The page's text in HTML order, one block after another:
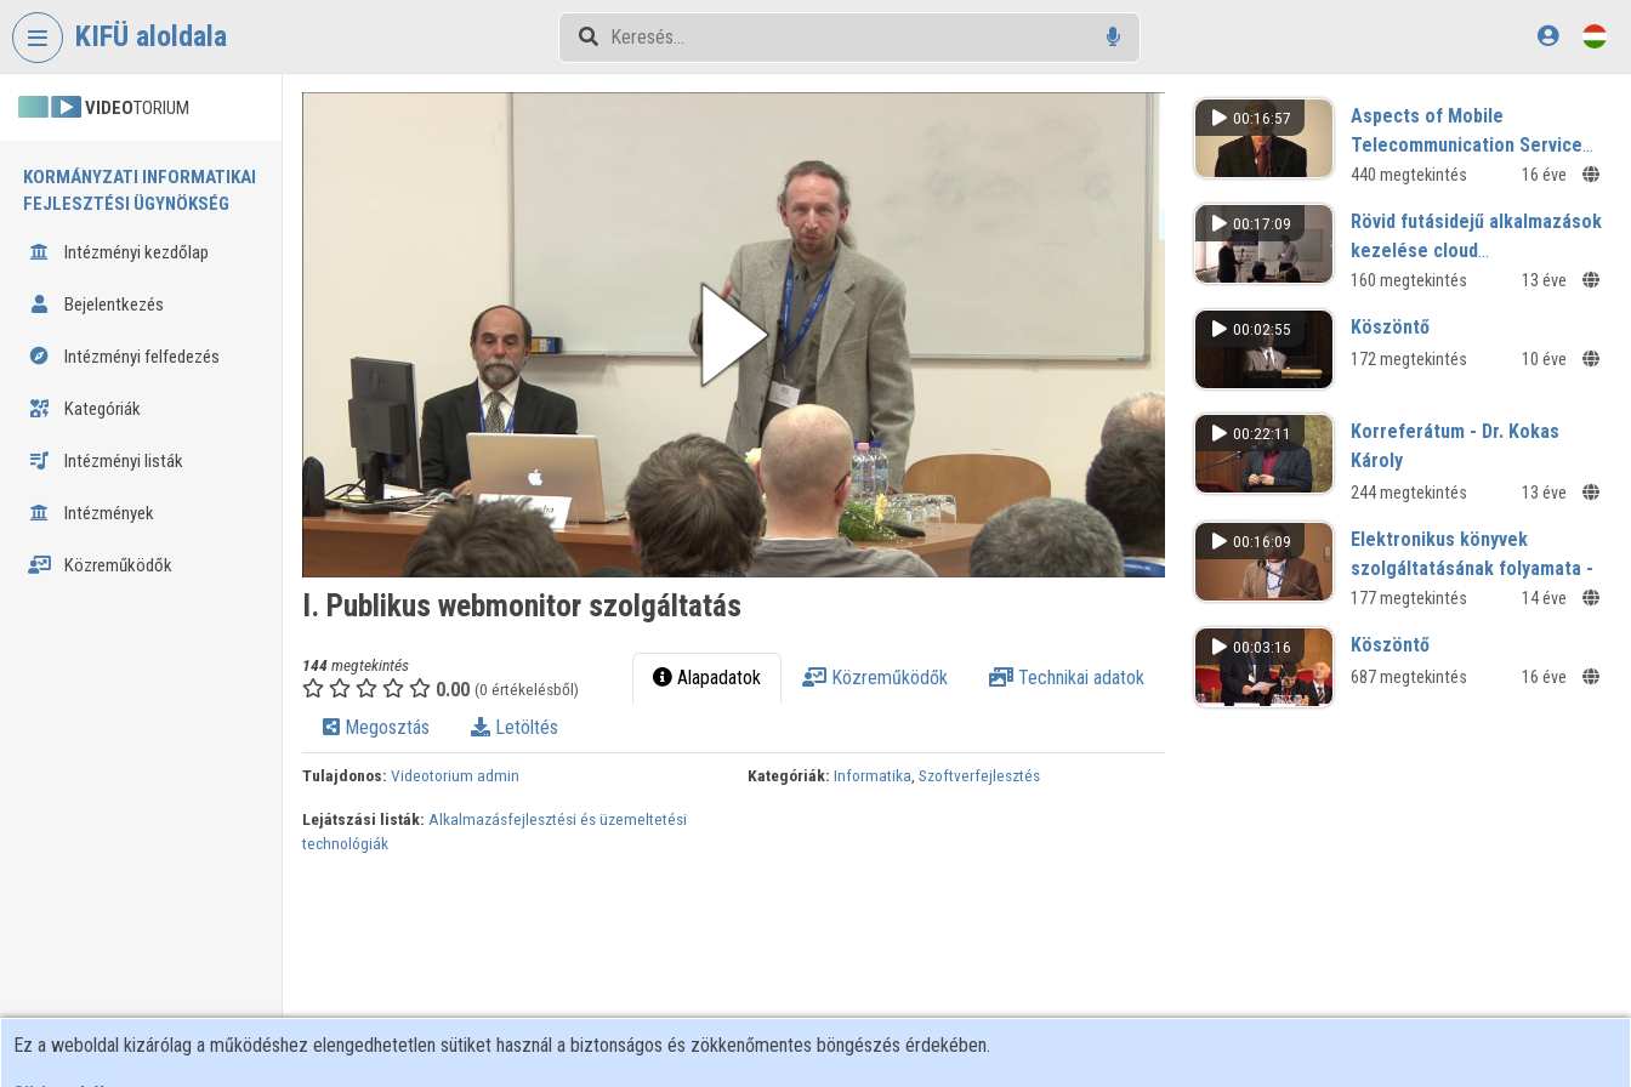
Fejléc kihagyása
KIFÜ aloldala
VIDEOTORIUM
KORMÁNYZATI INFORMATIKAI
FEJLESZTÉSI ÜGYNÖKSÉG
Intézményi kezdőlap
Bejelentkezés
Intézményi felfedezés
Kategóriák
Intézményi listák
Intézmények
Közreműködők
I. Publikus webmonitor szolgáltatás
144megtekintés
0.00 (0 értékelésből) Alapadatok Közreműködők Technikai adatok
Megosztás Letöltés
Tulajdonos: Videotorium admin Kategóriák: Informatika,Szoftverfejlesztés
Lejátszási listák: Alkalmazásfejlesztési és üzemeltetési
technológiák
00:16:57
Aspects of Mobile
Telecommunication Services
at the Start of 3G Networks
440 megtekintés 16 éve
00:17:09
Rövid futásidejű alkalmazások
kezelése cloud
rendszerekben
160 megtekintés 13 éve
00:02:55 Köszöntő
172 megtekintés 10 éve
00:22:11
Korreferátum - Dr. Kokas
Károly
244 megtekintés 13 éve
00:16:09
Elektronikus könyvek
szolgáltatásának folyamata -
az EoD projekt
177 megtekintés 14 éve
00:03:16 Köszöntő
687 megtekintés 16 éve
Ez a weboldal kizárólag a működéshez elengedhetetlen sütiket használ a biztonságos és zökkenőmentes böngészés érdekében.